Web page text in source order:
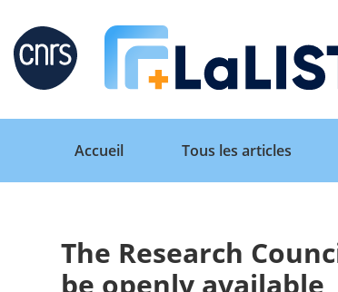
Retour
Accueil
Accueil
Tous les articles
The Research
be openly available